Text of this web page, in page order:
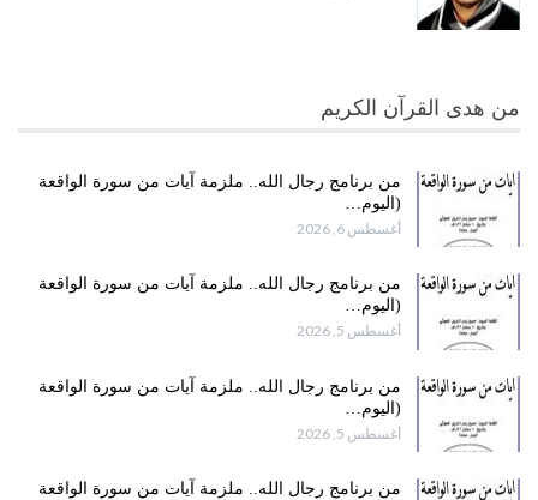
من هدى القرآن الكريم
من برنامج رجال الله.. ملزمة آيات من سورة الواقعة
(اليوم…
أغسطس 6, 2026
من برنامج رجال الله.. ملزمة آيات من سورة الواقعة
(اليوم…
أغسطس 5, 2026
من برنامج رجال الله.. ملزمة آيات من سورة الواقعة
(اليوم…
أغسطس 5, 2026
من برنامج رجال الله.. ملزمة آيات من سورة الواقعة